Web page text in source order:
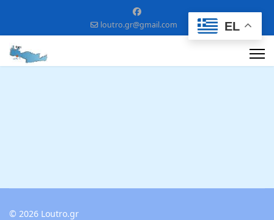
loutro.gr@gmail.com EL
© 2026 Loutro.gr